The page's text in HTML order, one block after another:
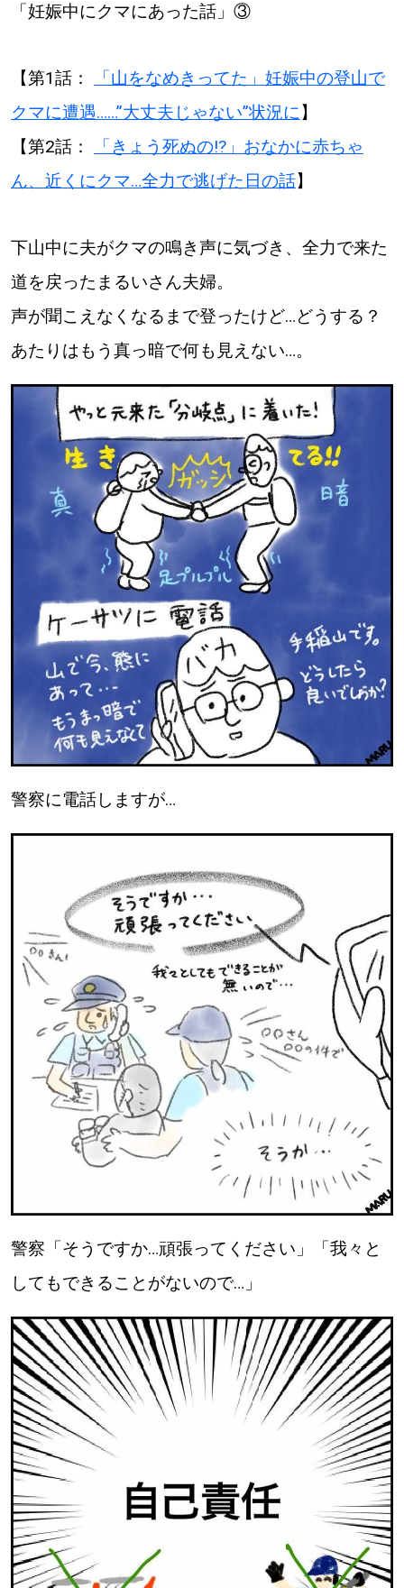
北海道で暮らす、あなたとつくる、
明日への”きっかけ”WEBマガジン
パートナーメディア Sitakkeパートナー
運営会社 広告掲載
情報提供・お問い合わせ 利用規約
プライバシーポリシー
閉じる
【道央のお気に入りを見つけたい】
【道東のお気に入りを見つけたい】
「妊娠中にクマにあった話」③
【第1話：
「山をなめきってた」妊娠中の登山で
クマに遭遇……”大丈夫じゃない”状況に】
【第2話：
「きょう死ぬの⁉」おなかに赤ちゃ
ん、近くにクマ…全力で逃げた日の話】
下山中に夫がクマの鳴き声に気づき、全力で来た
道を戻ったまるいさん夫婦。
声が聞こえなくなるまで登ったけど…どうする？
あたりはもう真っ暗で何も見えない…。
警察に電話しますが…
警察「そうですか…頑張ってください」「我々と
してもできることがないので…」